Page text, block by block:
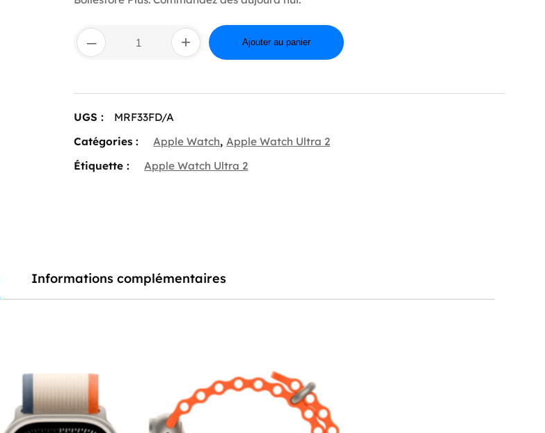
–
quantité
de
Apple
2
GPS
+
Cellular
Titanium
Case
Green/Grey
+ Ajouter au panier
UGS :
MRF33FD/A
Catégories :
Apple Watch,Apple Watch Ultra 2
Étiquette :
Apple Watch Ultra 2
Informations complémentaires